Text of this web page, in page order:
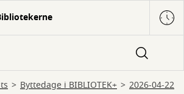
Byttedage i BIBLIOTEK+ 2026-04-22